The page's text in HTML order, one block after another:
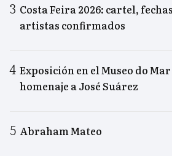
Costa Feira 2026: cartel,
artistas confirmados
Exposición en el Museo do
homenaje a José Suárez
Abraham Mateo